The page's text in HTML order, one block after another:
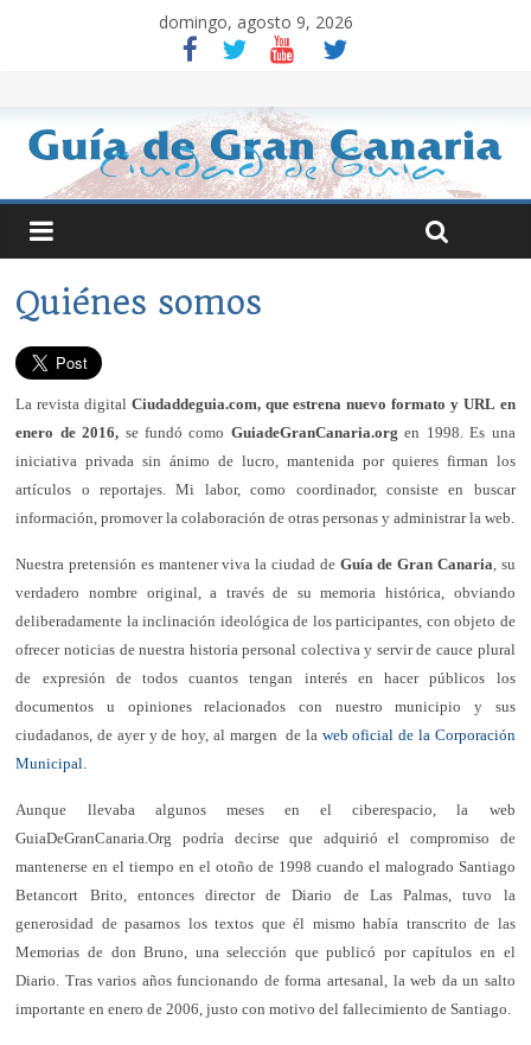
domingo, agosto 9, 2026
Quiénes somos
La revista digital Ciudaddeguia.com, que estrena nuevo formato y URL en
enero de 2016, se fundó como GuiadeGranCanaria.orgen 1998. Es una
iniciativa privada sin ánimo de lucro, mantenida por quieres firman los
artículos o reportajes. Mi labor, como coordinador, consiste en buscar
información, promover la colaboración de otras personas y administrar la web.
Nuestra pretensión es mantener viva la ciudad de Guía de Gran Canaria, su
verdadero nombre original, a través de su memoria histórica, obviando
deliberadamente la inclinación ideológica de los participantes, con objeto de
ofrecer noticias de nuestra historia personal colectiva y servir de cauce plural
de expresión de todos cuantos tengan interés en hacer públicos los
documentos u opiniones relacionados con nuestro municipio y sus
ciudadanos, de ayer y de hoy, al margen de la web oficial de la Corporación
Municipal.
Aunque llevaba algunos meses en el ciberespacio, la web
GuiaDeGranCanaria.Org podría decirse que adquirió el compromiso de
mantenerse en el tiempo en el otoño de 1998 cuando el malogrado Santiago
Betancort Brito, entonces director de Diario de Las Palmas, tuvo la
generosidad de pasarnos los textos que él mismo había transcrito de las
Memorias de don Bruno, una selección que publicó por capítulos en el
Diario. Tras varios años funcionando de forma artesanal, la web da un salto
importante en enero de 2006, justo con motivo del fallecimiento de Santiago.